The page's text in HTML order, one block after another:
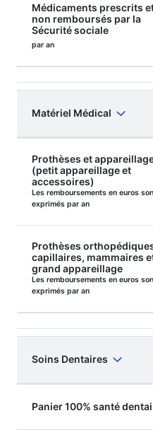
Médicaments prescrits
non remboursés par la
Sécurité sociale
par an
Matériel Médical
Prothèses et
(petit appareillage et
accessoires)
Les remboursements en euros
exprimés par an
Prothèses
capillaires, mammaires
grand appareillage
Les remboursements en euros
exprimés par an
Soins Dentaires
Panier 100% santé